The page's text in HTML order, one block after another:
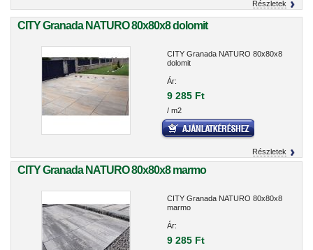
Részletek
CITY Granada NATURO 80x80x8 dolomit
CITY Granada NATURO 80x80x8
dolomit
Ár:
9 285 Ft
/ m2
Részletek
CITY Granada NATURO 80x80x8 marmo
CITY Granada NATURO 80x80x8
marmo
Ár:
9 285 Ft